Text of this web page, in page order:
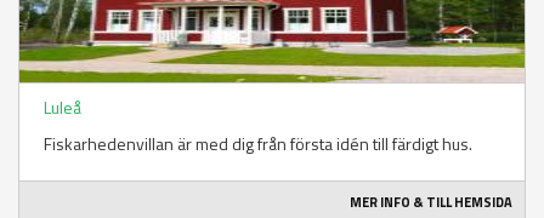
Luleå
Fiskarhedenvillan är med dig från första idén till färdigt hus.
MER INFO & TILL HEMSIDA